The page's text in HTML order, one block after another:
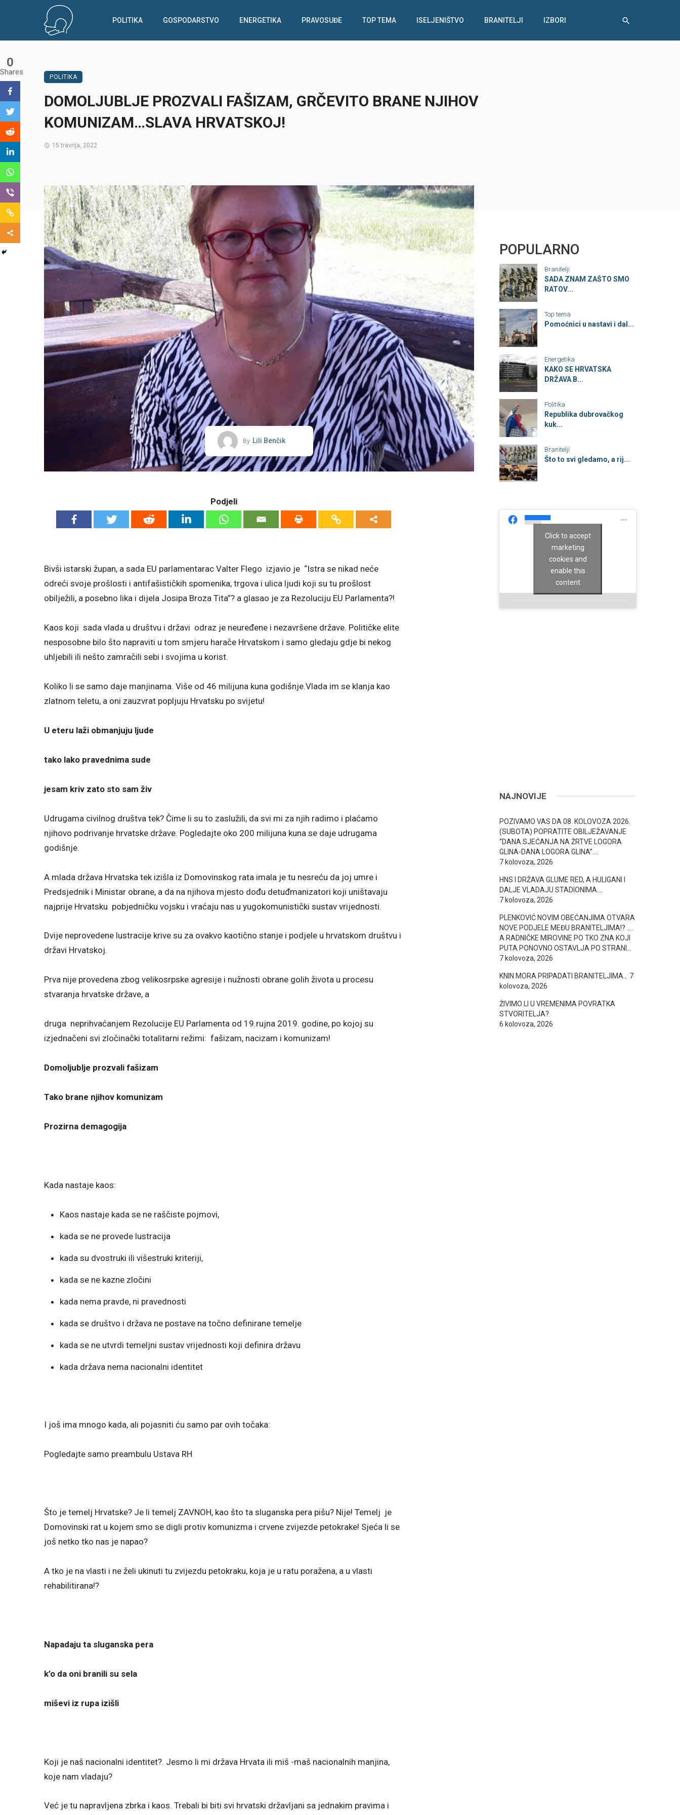
POLITIKA GOSPODARSTVO ENERGETIKA PRAVOSUĐE TOP TEMA ISELJENIŠTVO BRANITELJI IZBORI
POLITIKA
DOMOLJUBLJE PROZVALI FAŠIZAM, GRČEVITO BRANE NJIHOV
KOMUNIZAM…SLAVA HRVATSKOJ!
15 travnja, 2022
By Lili Benčik
Podjeli
Bivši istarski župan, a sada EU parlamentarac Valter Flego izjavio je “Istra se nikad neće
odreći svoje prošlosti i antifašističkih spomenika, trgova i ulica ljudi koji su tu prošlost
obilježili, a posebno lika i dijela Josipa Broza Tita”? a glasao je za Rezoluciju EU Parlamenta?!
Kaos koji sada vlada u društvu i državi odraz je neuređene i nezavršene države. Političke elite
nesposobne bilo što napraviti u tom smjeru harače Hrvatskom i samo gledaju gdje bi nekog
uhljebili ili nešto zamračili sebi i svojima u korist.
Koliko li se samo daje manjinama. Više od 46 milijuna kuna godišnje.Vlada im se klanja kao
zlatnom teletu, a oni zauzvrat popljuju Hrvatsku po svijetu!
U eteru laži obmanjuju ljude
tako lako pravednima sude
jesam kriv zato sto sam živ
Udrugama civilnog društva tek? Čime li su to zaslužili, da svi mi za njih radimo i plaćamo
njihovo podrivanje hrvatske države. Pogledajte oko 200 milijuna kuna se daje udrugama
godišnje.
A mlada država Hrvatska tek izišla iz Domovinskog rata imala je tu nesreću da joj umre i
Predsjednik i Ministar obrane, a da na njihova mjesto dođu detuđmanizatori koji uništavaju
najprije Hrvatsku pobjedničku vojsku i vraćaju nas u yugokomunistički sustav vrijednosti.
Dvije neprovedene lustracije krive su za ovakvo kaotično stanje i podjele u hrvatskom društvu i
državi Hrvatskoj.
Prva nije provedena zbog velikosrpske agresije i nužnosti obrane golih života u procesu
stvaranja hrvatske države, a
druga neprihvaćanjem Rezolucije EU Parlamenta od 19.rujna 2019. godine, po kojoj su
izjednačeni svi zločinački totalitarni režimi: fašizam, nacizam i komunizam!
Domoljublje prozvali fašizam
Tako brane njihov komunizam
Prozirna demagogija
Kada nastaje kaos:
Kaos nastaje kada se ne raščiste pojmovi,
kada se ne provede lustracija
kada su dvostruki ili višestruki kriteriji,
kada se ne kazne zločini
kada nema pravde, ni pravednosti
kada se društvo i država ne postave na točno definirane temelje
kada se ne utvrdi temeljni sustav vrijednosti koji definira državu
kada država nema nacionalni identitet
I još ima mnogo kada, ali pojasniti ću samo par ovih točaka:
Pogledajte samo preambulu Ustava RH
Što je temelj Hrvatske? Je li temelj ZAVNOH, kao što ta sluganska pera pišu? Nije! Temelj je
Domovinski rat u kojem smo se digli protiv komunizma i crvene zvijezde petokrake! Sjeća li se
još netko tko nas je napao?
A tko je na vlasti i ne želi ukinuti tu zvijezdu petokraku, koja je u ratu poražena, a u vlasti
rehabilitirana!?
Napadaju ta sluganska pera
k’o da oni branili su sela
miševi iz rupa izišli
Koji je naš nacionalni identitet?. Jesmo li mi država Hrvata ili miš -maš nacionalnih manjina,
koje nam vladaju?
Već je tu napravljena zbrka i kaos. Trebali bi biti svi hrvatski državljani sa jednakim pravima i
0
Shares
POPULARNO
Branitelji
SADA ZNAM ZAŠTO SMO
RATOV...
Top tema
Pomoćnici u nastavi i dal...
Energetika
KAKO SE HRVATSKA
DRŽAVA B...
Politika
Republika dubrovačkog
kuk...
Branitelji
Što to svi gledamo, a rij...
Click to accept
marketing
cookies and
enable this
content
NAJNOVIJE
POZIVAMO VAS DA 08. KOLOVOZA 2026.
(SUBOTA) POPRATITE OBILJEŽAVANJE
“DANA SJEĆANJA NA ŽRTVE LOGORA
GLINA-DANA LOGORA GLINA”….
7 kolovoza, 2026
HNS I DRŽAVA GLUME RED, A HULIGANI I
DALJE VLADAJU STADIONIMA….
7 kolovoza, 2026
PLENKOVIĆ NOVIM OBEĆANJIMA OTVARA
NOVE PODJELE MEĐU BRANITELJIMA!? ….
A RADNIČKE MIROVINE PO TKO ZNA KOJI
PUTA PONOVNO OSTAVLJA PO STRANI…
7 kolovoza, 2026
KNIN MORA PRIPADATI BRANITELJIMA…
7
kolovoza, 2026
ŽIVIMO LI U VREMENIMA POVRATKA
STVORITELJA?
6 kolovoza, 2026